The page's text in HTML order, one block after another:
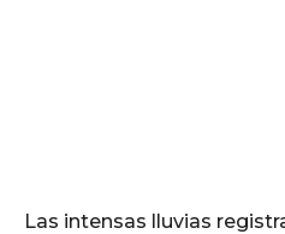
Las intensas lluvias